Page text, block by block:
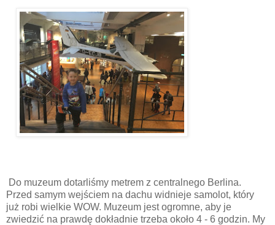
Do muzeum dotarliśmy metrem z centralnego Berlina.
Przed samym wejściem na dachu widnieje samolot, który
już robi wielkie WOW. Muzeum jest ogromne, aby je
zwiedzić na prawdę dokładnie trzeba około 4 - 6 godzin. My